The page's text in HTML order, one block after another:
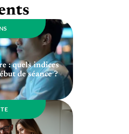
: quels indices
de séance ?